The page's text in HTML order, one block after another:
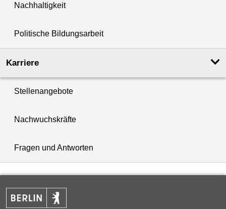
Nachhaltigkeit
Politische Bildungsarbeit
Karriere
Stellenangebote
Nachwuchskräfte
Fragen und Antworten